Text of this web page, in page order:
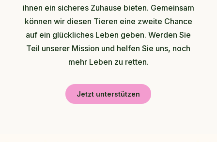
ihnen ein sicheres Zuhause bieten. Gemeinsam
können wir diesen Tieren eine zweite Chance
auf ein glückliches Leben geben. Werden Sie
Teil unserer Mission und helfen Sie uns, noch
mehr Leben zu retten.
Jetzt unterstützen